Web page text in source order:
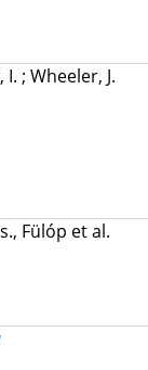
I. ; Wheeler, J.
Fülóp et al.